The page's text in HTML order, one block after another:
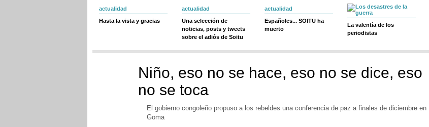
actualidad
Hasta la vista y gracias
actualidad
Una selección de
noticias, posts y tweets
sobre el adiós de Soitu
actualidad
Españoles... SOITU ha
muerto
La valentía de los
periodistas
Niño, eso no se hace, eso no se dice, eso
no se toca
El gobierno congoleño propuso a los rebeldes una conferencia de paz a finales de diciembre en
Goma